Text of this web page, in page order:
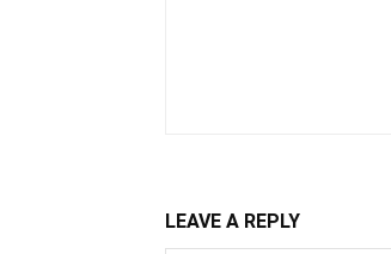
LEAVE A REPLY